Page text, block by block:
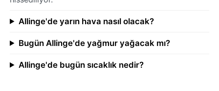
Allinge'de yarın hava nasıl olacak?
Bugün Allinge'de yağmur yağacak mı?
Allinge'de bugün sıcaklık nedir?